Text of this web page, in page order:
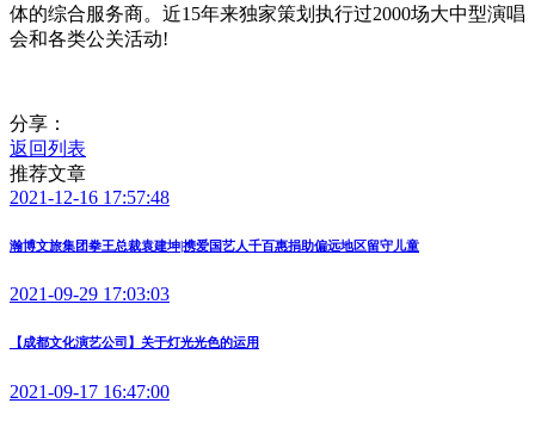
体的综合服务商。近15年来独家策划执行过2000场大中型演唱
会和各类公关活动!
分享：
返回列表
推荐文章
2021-12-16 17:57:48
瀚博文旅集团拳王总裁袁建坤|携爱国艺人千百惠捐助偏远地区留守儿童
2021-09-29 17:03:03
【成都文化演艺公司】关于灯光光色的运用
2021-09-17 16:47:00